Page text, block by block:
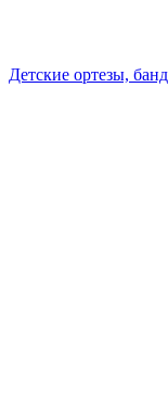
Детские ортезы,